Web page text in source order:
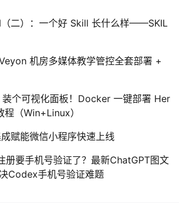
（二）：一个好 Skill 长什么样——SKIL
机房多媒体教学管控全套部署 +
个可视化面板！Docker 一键部署 Her
（Win+Linux）
赋能微信小程序快速上线
册要手机号验证了？最新ChatGPT图文
Codex手机号验证难题